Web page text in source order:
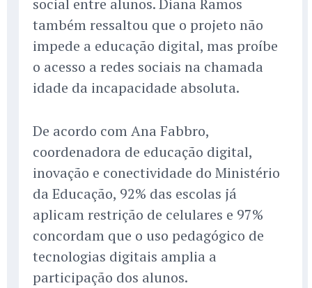
social entre alunos. Diana Ramos
também ressaltou que o projeto não
impede a educação digital, mas proíbe
o acesso a redes sociais na chamada
idade da incapacidade absoluta.
De acordo com Ana Fabbro,
coordenadora de educação digital,
inovação e conectividade do Ministério
da Educação, 92% das escolas já
aplicam restrição de celulares e 97%
concordam que o uso pedagógico de
tecnologias digitais amplia a
participação dos alunos.